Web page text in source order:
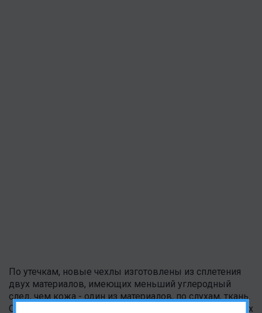
По утечкам, новые чехлы изготовлены из сплетения
двух материалов, имеющих меньший углеродный
след, чем кожа - один из материалов, по слухам, ткань.
Они получат особую фактуру, отличную от предыдущих